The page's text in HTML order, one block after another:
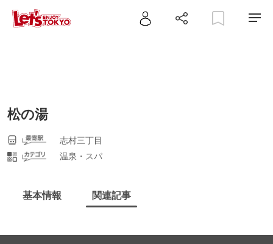
松の湯
志村三丁目
温泉・スパ
基本情報 関連記事